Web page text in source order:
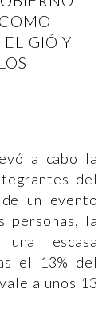
Y
a cabo la
del
un evento
personas, la
escasa
el 13% del
a unos 13